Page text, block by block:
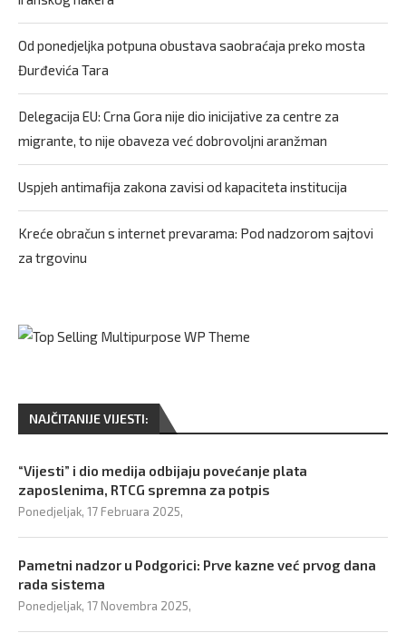
Od ponedjeljka potpuna obustava saobraćaja preko mosta
Đurđevića Tara
Delegacija EU: Crna Gora nije dio inicijative za centre za
migrante, to nije obaveza već dobrovoljni aranžman
Uspjeh antimafija zakona zavisi od kapaciteta institucija
Kreće obračun s internet prevarama: Pod nadzorom sajtovi
za trgovinu
NAJČITANIJE VIJESTI:
“Vijesti” i dio medija odbijaju povećanje plata
zaposlenima, RTCG spremna za potpis
Ponedjeljak, 17 Februara 2025,
Pametni nadzor u Podgorici: Prve kazne već prvog dana
rada sistema
Ponedjeljak, 17 Novembra 2025,